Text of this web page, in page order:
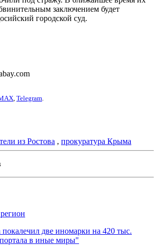
заключением будет
городской суд.
, Telegram.
из Ростова , прокуратура Крыма